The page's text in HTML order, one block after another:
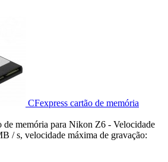
CFexpress cartão de memória
de memória para Nikon Z6 - Velocidade
/ s, velocidade máxima de gravação: